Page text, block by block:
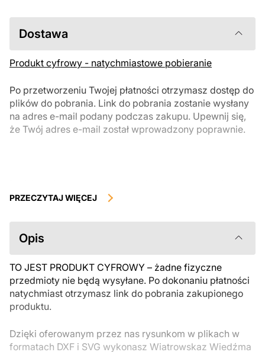
Dostawa
Produkt cyfrowy - natychmiastowe pobieranie
Po przetworzeniu Twojej płatności otrzymasz dostęp do
plików do pobrania. Link do pobrania zostanie wysłany
na adres e-mail podany podczas zakupu. Upewnij się,
że Twój adres e-mail został wprowadzony poprawnie.
podlegają zwrotowi ani wymianie po ich pobraniu. Zalecamy
przed zakupem. Jeśli masz jakiekolwiek problemy z zamówieniem,
skontaktuj się bezpośrednio ze sprzedawcą.
PRZECZYTAJ WIĘCEJ
Opis
TO JEST PRODUKT CYFROWY – żadne fizyczne
przedmioty nie będą wysyłane. Po dokonaniu płatności
natychmiast otrzymasz link do pobrania zakupionego
produktu.
Dzięki oferowanym przez nas rysunkom w plikach w
formatach DXF i SVG wykonasz Wiatrowskaz Wiedźma